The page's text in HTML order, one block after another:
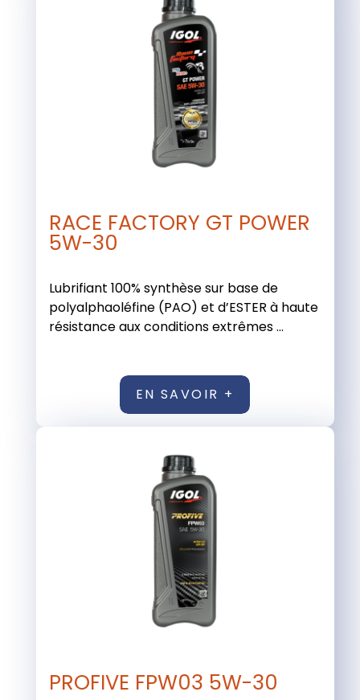
RACE FACTORY GT POWER
5W-30
Lubrifiant 100% synthèse sur base de
polyalphaoléfine (PAO) et d’ESTER à haute
résistance aux conditions extrêmes ...
EN SAVOIR +
PROFIVE FPW03 5W-30